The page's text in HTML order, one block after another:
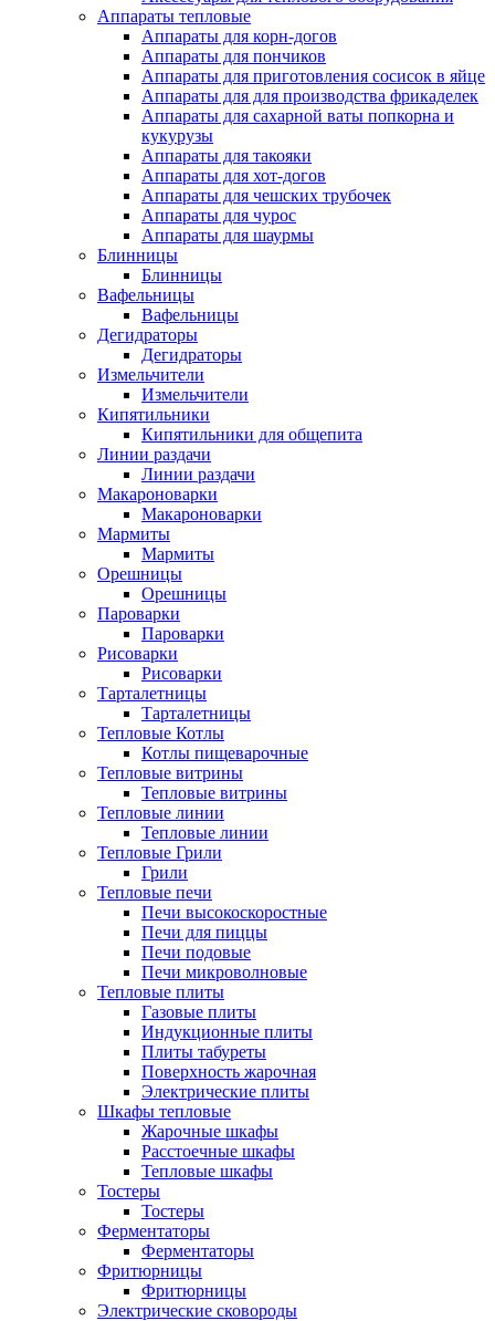
Аппараты тепловые
Аппараты для корн-догов
Аппараты для пончиков
Аппараты для приготовления сосисок в яйце
Аппараты для для производства фрикаделек
Аппараты для сахарной ваты попкорна и
кукурузы
Аппараты для такояки
Аппараты для хот-догов
Аппараты для чешских трубочек
Аппараты для чурос
Аппараты для шаурмы
Блинницы
Блинницы
Вафельницы
Вафельницы
Дегидраторы
Дегидраторы
Измельчители
Измельчители
Кипятильники
Кипятильники для общепита
Линии раздачи
Линии раздачи
Макароноварки
Макароноварки
Мармиты
Мармиты
Орешницы
Орешницы
Пароварки
Пароварки
Рисоварки
Рисоварки
Тарталетницы
Тарталетницы
Тепловые Котлы
Котлы пищеварочные
Тепловые витрины
Тепловые витрины
Тепловые линии
Тепловые линии
Тепловые Грили
Грили
Тепловые печи
Печи высокоскоростные
Печи для пиццы
Печи подовые
Печи микроволновые
Тепловые плиты
Газовые плиты
Индукционные плиты
Плиты табуреты
Поверхность жарочная
Электрические плиты
Шкафы тепловые
Жарочные шкафы
Расстоечные шкафы
Тепловые шкафы
Тостеры
Тостеры
Ферментаторы
Ферментаторы
Фритюрницы
Фритюрницы
Электрические сковороды